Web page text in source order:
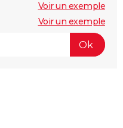
Voir un exemple
Voir un exemple